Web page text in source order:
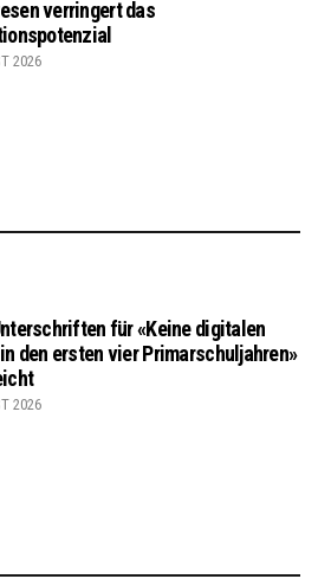
verringert das
2026
für «Keine digitalen
den ersten vier Primarschuljahren»
2026